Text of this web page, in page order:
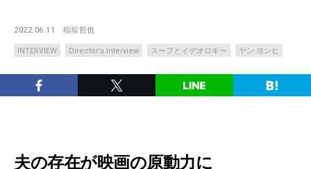
2022.06.11 稲垣哲也
INTERVIEW Director’s Interview スープとイデオロギー ヤン ヨンヒ
夫の存在が映画の原動力に